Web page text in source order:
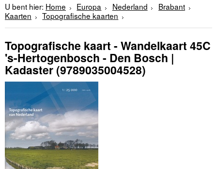
U bent hier: Home Europa Nederland
Brabant
Kaarten
Topografische kaarten
Topografische kaart - Wandelkaart 45C
's-Hertogenbosch - Den Bosch |
Kadaster (9789035004528)